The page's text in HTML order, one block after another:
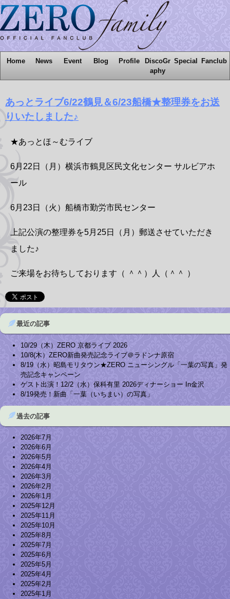
Home News Event Blog Profile
DiscoGr
aphy
Special Fanclub
あっとライブ6/22鶴見＆6/23船橋★整理券をお送
りいたしました♪
★あっとほ～むライブ
6月22日（月）横浜市鶴見区民文化センター サルビアホ
ール
6月23日（火）船橋市勤労市民センター
上記公演の整理券を5月25日（月）郵送させていただき
ました♪
ご来場をお待ちしております（ ＾＾）人（＾＾ ）
最近の記事
10/29（木）ZERO 京都ライブ 2026
10/8(木）ZERO新曲発売記念ライブ＠ラドンナ原宿
8/19（水）昭島モリタウン★ZERO ニューシングル「一葉の写真」発
売記念キャンペーン
ゲスト出演！12/2（水）保科有里 2026ディナーショー In金沢
8/19発売！新曲「一葉（いちまい）の写真」
過去の記事
2026年7月
2026年6月
2026年5月
2026年4月
2026年3月
2026年2月
2026年1月
2025年12月
2025年11月
2025年10月
2025年8月
2025年7月
2025年6月
2025年5月
2025年4月
2025年2月
2025年1月